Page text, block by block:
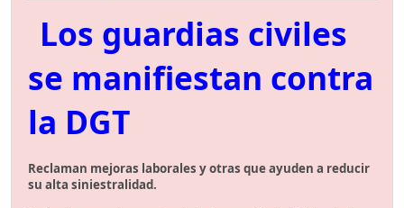
Los guardias civiles
se manifiestan contra
la DGT
Reclaman mejoras laborales y otras que ayuden a reducir
su alta siniestralidad.